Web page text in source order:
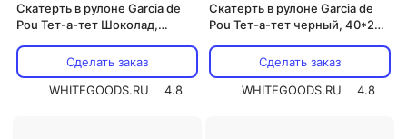
Скатерть в рулоне Garcia de
Pou Тет-а-тет Шоколад,
Сделать заказ
WHITEGOODS.RU
4.8
Скатерть в рулоне Garcia de
Pou Тет-а-тет черный, 40*240
Сделать заказ
WHITEGOODS.RU
4.8